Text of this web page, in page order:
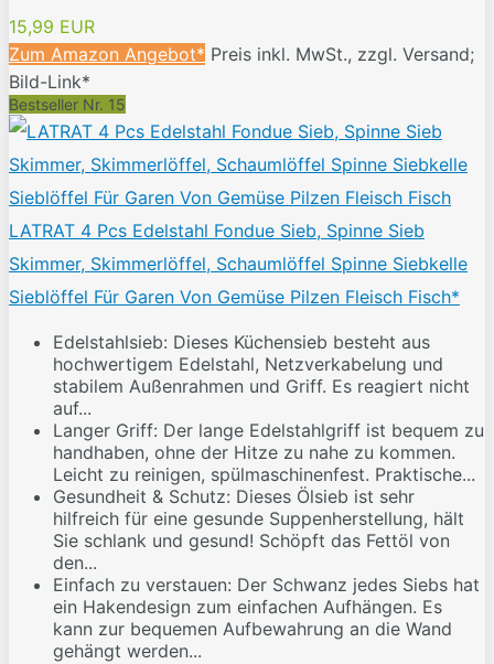
15,99 EUR
Zum Amazon Angebot* Preis inkl. MwSt., zzgl. Versand;
Bild-Link*
Bestseller Nr. 15
LATRAT 4 Pcs Edelstahl Fondue Sieb, Spinne Sieb
Skimmer, Skimmerlöffel, Schaumlöffel Spinne Siebkelle
Sieblöffel Für Garen Von Gemüse Pilzen Fleisch Fisch*
Edelstahlsieb: Dieses Küchensieb besteht aus
hochwertigem Edelstahl, Netzverkabelung und
stabilem Außenrahmen und Griff. Es reagiert nicht
auf...
Langer Griff: Der lange Edelstahlgriff ist bequem zu
handhaben, ohne der Hitze zu nahe zu kommen.
Leicht zu reinigen, spülmaschinenfest. Praktische...
Gesundheit & Schutz: Dieses Ölsieb ist sehr
hilfreich für eine gesunde Suppenherstellung, hält
Sie schlank und gesund! Schöpft das Fettöl von
den...
Einfach zu verstauen: Der Schwanz jedes Siebs hat
ein Hakendesign zum einfachen Aufhängen. Es
kann zur bequemen Aufbewahrung an die Wand
gehängt werden...